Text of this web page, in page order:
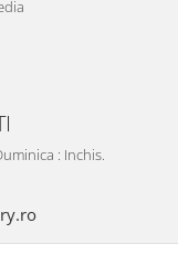
: Inchis.